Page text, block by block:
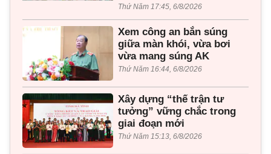
Thứ Năm 17:45, 6/8/2026
Xem công an bắn súng
giữa màn khói, vừa bơi
vừa mang súng AK
Thứ Năm 16:44, 6/8/2026
Xây dựng “thế trận tư
tưởng” vững chắc trong
giai đoạn mới
Thứ Năm 15:13, 6/8/2026